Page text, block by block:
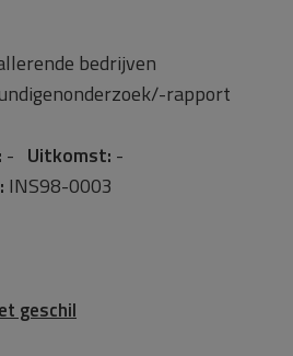
bedrijven
rapport
- Uitkomst: -
INS98-0003
geschil